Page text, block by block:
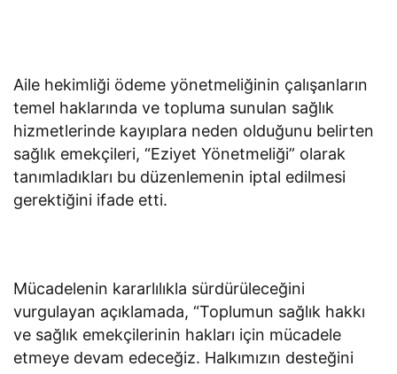
Aile hekimliği ödeme yönetmeliğinin çalışanların
temel haklarında ve topluma sunulan sağlık
hizmetlerinde kayıplara neden olduğunu belirten
sağlık emekçileri, “Eziyet Yönetmeliği” olarak
tanımladıkları bu düzenlemenin iptal edilmesi
gerektiğini ifade etti.
Mücadelenin kararlılıkla sürdürüleceğini
vurgulayan açıklamada, “Toplumun sağlık hakkı
ve sağlık emekçilerinin hakları için mücadele
etmeye devam edeceğiz. Halkımızın desteğini